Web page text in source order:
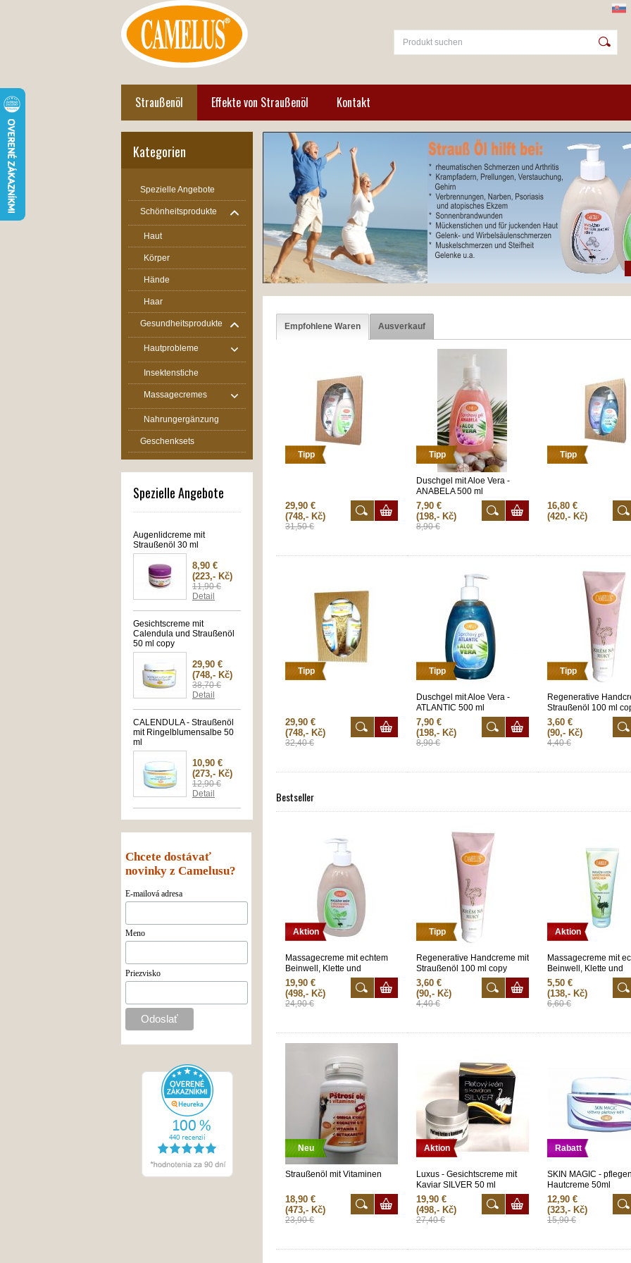
Straußenöl Effekte von Straußenöl Kontakt
Kategorien
Spezielle Angebote
Schönheitsprodukte
Haut
Körper
Hände
Haar
Gesundheitsprodukte
Hautprobleme
Insektenstiche
Massagecremes
Nahrungergänzung
Geschenksets
Spezielle Angebote
Augenlidcreme mit
Straußenöl 30 ml
8,90 €
(223,- Kč)
11,90 €
Detail
Gesichtscreme mit
Calendula und Straußenöl
50 ml copy
29,90 €
(748,- Kč)
38,70 €
Detail
CALENDULA - Straußenöl
mit Ringelblumensalbe 50
ml
10,90 €
(273,- Kč)
12,90 €
Detail
Chcete dostávať
novinky z Camelusu?
E-mailová adresa
Meno
Priezvisko
Empfohlene Waren Ausverkauf
Tipp
29,90 €
(748,- Kč)
31,50 €
Tipp
Duschgel mit Aloe Vera -
ANABELA 500 ml
7,90 €
(198,- Kč)
8,90 €
Tipp
16,80 €
(420,- Kč)
Tipp
29,90 €
(748,- Kč)
32,40 €
Tipp
Duschgel mit Aloe Vera -
ATLANTIC 500 ml
7,90 €
(198,- Kč)
8,90 €
Tipp
Regenerative
Straußenöl 100 ml
3,60 €
(90,- Kč)
4,40 €
Bestseller
Aktion
Massagecreme mit echtem
Beinwell, Klette und
Straußenöl 500 ml
19,90 €
(498,- Kč)
24,90 €
Tipp
Regenerative Handcreme mit
Straußenöl 100 ml copy
3,60 €
(90,- Kč)
4,40 €
Aktion
Massagecreme mit
Beinwell, Klette und
Straußenöl 100 ml
5,50 €
(138,- Kč)
6,60 €
Neu
Straußenöl mit Vitaminen
18,90 €
(473,- Kč)
23,90 €
Aktion
Luxus - Gesichtscreme mit
Kaviar SILVER 50 ml
19,90 €
(498,- Kč)
27,40 €
Rabatt
SKIN MAGIC -
Hautcreme 50ml
12,90 €
(323,- Kč)
15,90 €